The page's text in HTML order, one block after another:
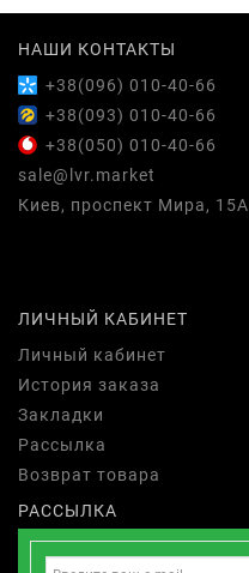
НАШИ КОНТАКТЫ
+38(096) 010-40-66
+38(093) 010-40-66
+38(050) 010-40-66
sale@lvr.market
Киев, проспект Мира, 15А
ЛИЧНЫЙ КАБИНЕТ
Личный кабинет
История заказа
Закладки
Рассылка
Возврат товара
РАССЫЛКА